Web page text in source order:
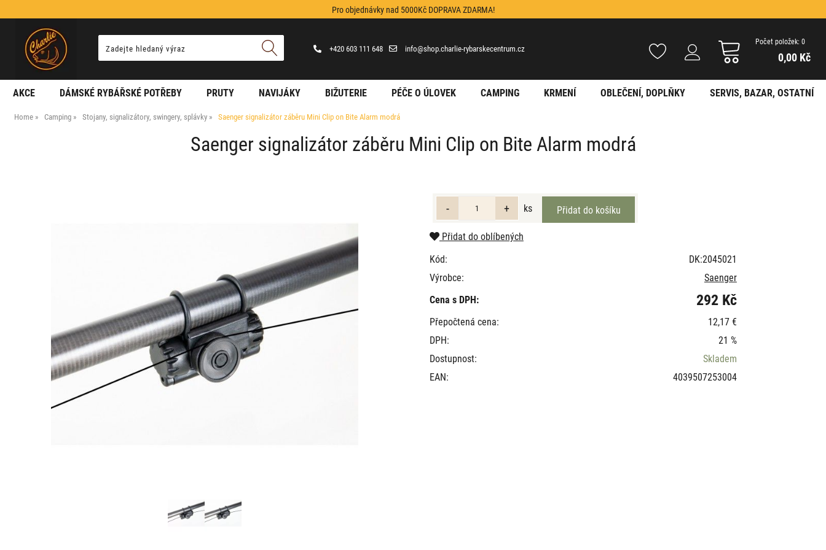
Pro objednávky nad 5000Kč DOPRAVA ZDARMA!
+420 603 111 648 info@shop.charlie-rybarskecentrum.cz
Počet položek: 0
0,00 Kč
AKCE DÁMSKÉ RYBÁŘSKÉ POTŘEBY PRUTY NAVIJÁKY BIŽUTERIE PÉČE O ÚLOVEK CAMPING KRMENÍ OBLEČENÍ, DOPLŇKY SERVIS, BAZAR, OSTATNÍ
Home Camping Stojany, signalizátory, swingery, splávky Saenger signalizátor záběru Mini Clip on Bite Alarm modrá
Saenger signalizátor záběru Mini Clip on Bite Alarm modrá
ks
Přidat do oblíbených
Kód:
DK:2045021
Výrobce:
Saenger
Cena s DPH:
292 Kč
Přepočtená cena:
12,17 €
DPH:
21 %
Dostupnost:
Skladem
EAN:
4039507253004